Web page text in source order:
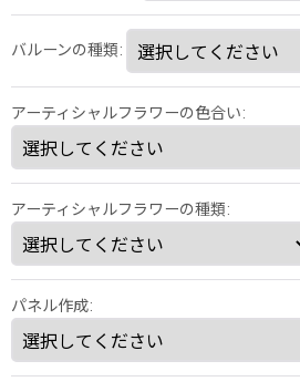
バルーンの種類:
アーティシャルフラワーの色合い:
アーティシャルフラワーの種類:
パネル作成: